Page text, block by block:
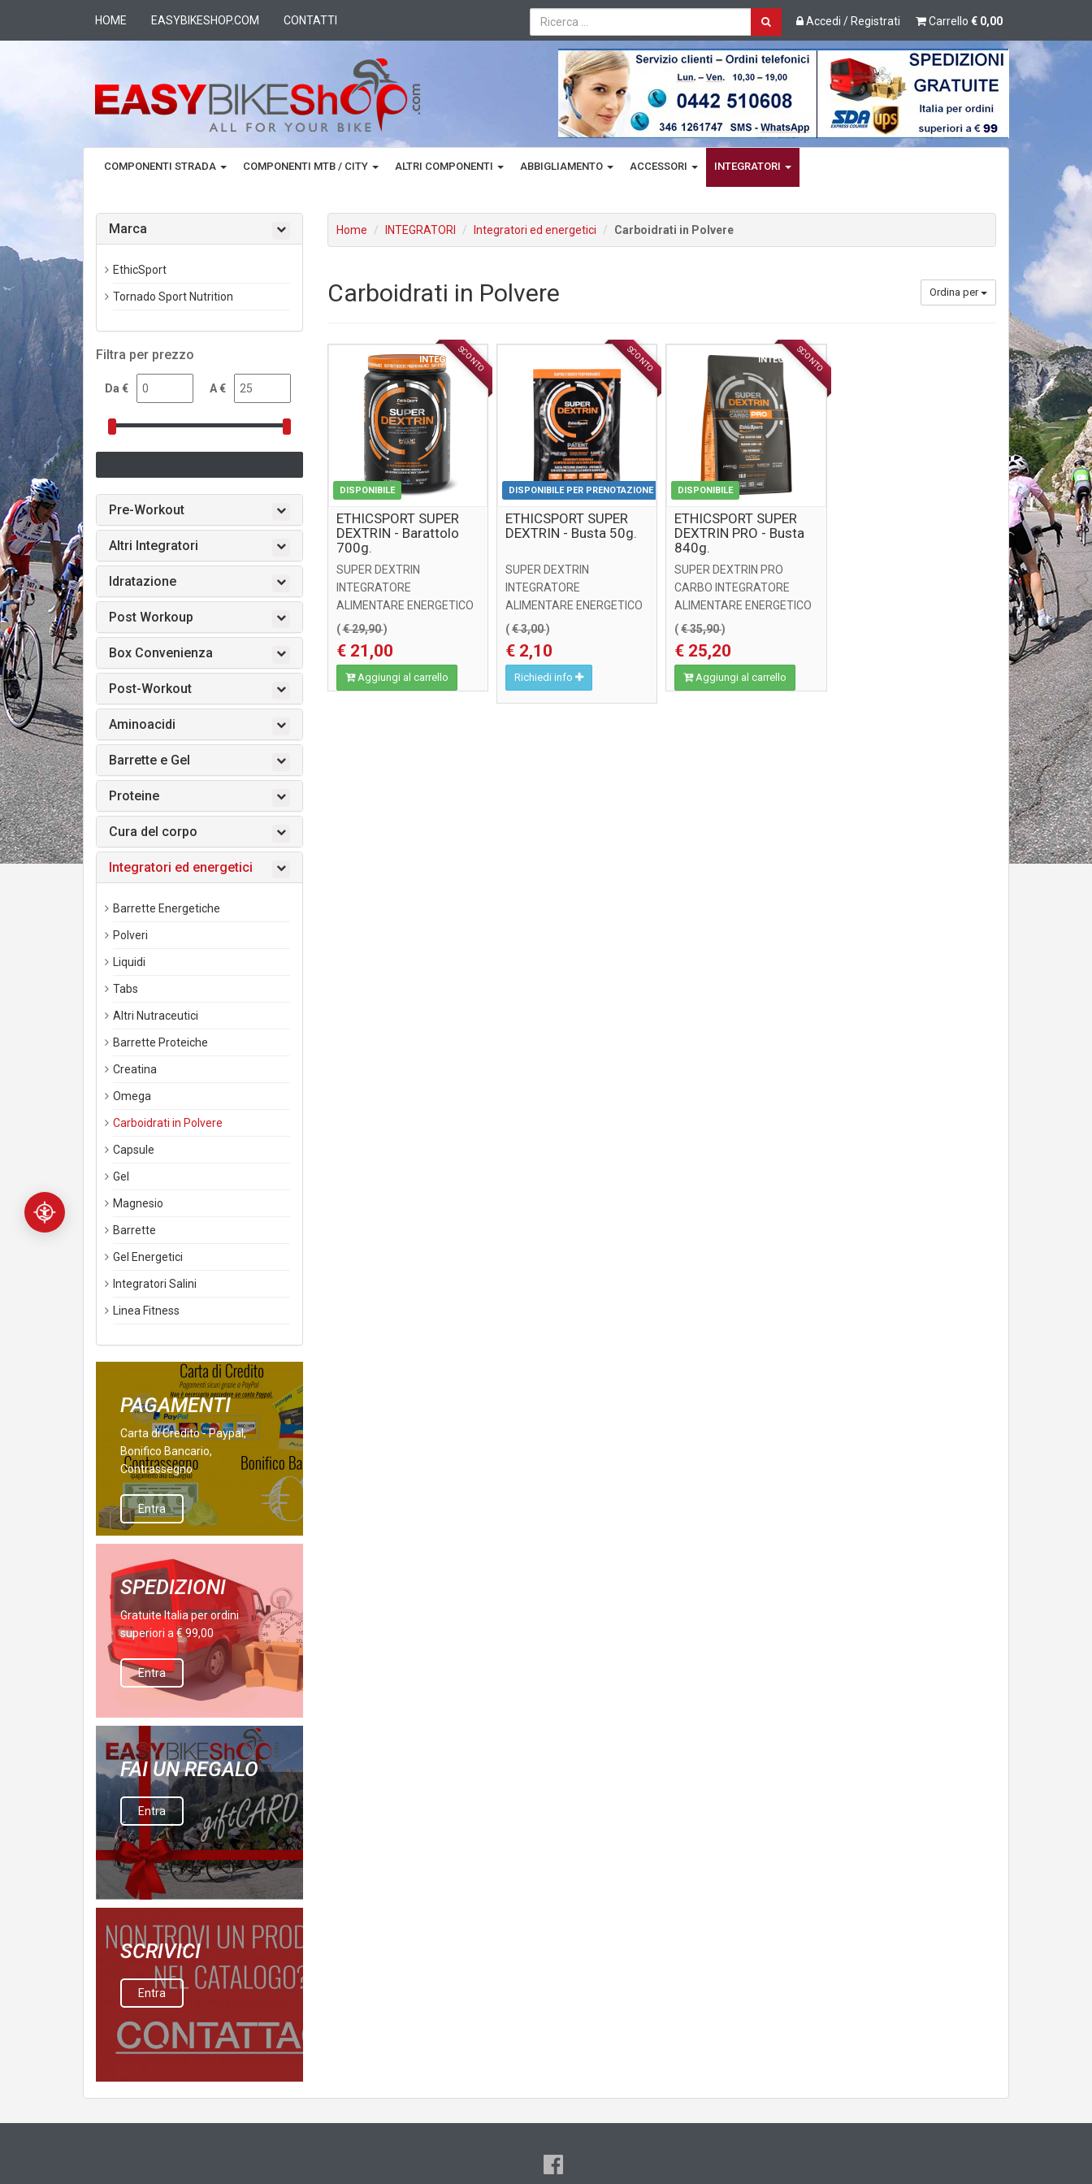
HOME EASYBIKESHOP.COM CONTATTI Accedi / Registrati Carrello € 0,00
COMPONENTI STRADA COMPONENTI MTB / CITY ALTRI COMPONENTI ABBIGLIAMENTO ACCESSORI INTEGRATORI
Home INTEGRATORI Integratori ed energetici Carboidrati in Polvere
Carboidrati in Polvere Ordina per
SCONTO
DISPONIBILE
INTEGRATORI
ETHICSPORT SUPER
DEXTRIN - Barattolo
700g.
SUPER DEXTRIN
INTEGRATORE
ALIMENTARE ENERGETICO
A BASE DI CARBOIDRATI DI
CESSION ...
(€ 29,90)
€ 21,00
Aggiungi al carrello
SCONTO
DISPONIBILE PER PRENOTAZIONE
INTEGRATORI
ETHICSPORT SUPER
DEXTRIN - Busta 50g.
SUPER DEXTRIN
INTEGRATORE
ALIMENTARE ENERGETICO
A BASE DI CARBOIDRATI DI
CESSION ...
(€ 3,00)
€ 2,10
Richiedi info
SCONTO
DISPONIBILE
INTEGRATORI
ETHICSPORT SUPER
DEXTRIN PRO - Busta
840g.
SUPER DEXTRIN PRO
CARBO INTEGRATORE
ALIMENTARE ENERGETICO
A BASE DI CARBOIDRATI DI
(€ 35,90)
€ 25,20
Aggiungi al carrello
Marca
EthicSport
Tornado Sport Nutrition
Filtra per prezzo
Da € A €
Pre-Workout
Altri Integratori
Idratazione
Post Workoup
Box Convenienza
Post-Workout
Aminoacidi
Barrette e Gel
Proteine
Cura del corpo
Integratori ed energetici
Barrette Energetiche
Polveri
Liquidi
Tabs
Altri Nutraceutici
Barrette Proteiche
Creatina
Omega
Carboidrati in Polvere
Capsule
Gel
Magnesio
Barrette
Gel Energetici
Integratori Salini
Linea Fitness
PAGAMENTI
Carta di Credito - Paypal,
Bonifico Bancario,
Contrassegno
Entra
SPEDIZIONI
Gratuite Italia per ordini
superiori a € 99,00
Entra
FAI UN REGALO
Entra
SCRIVICI
Entra